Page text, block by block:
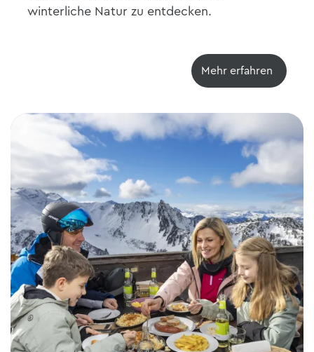
winterliche Natur zu entdecken.
Mehr erfahren